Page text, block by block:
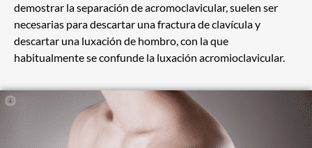
demostrar la separación de acromoclavicular, suelen ser
necesarias para descartar una fractura de clavícula y
descartar una luxación de hombro, con la que
habitualmente se confunde la luxación acromioclavicular.